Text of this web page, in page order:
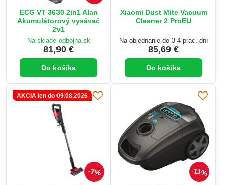
ECG VT 3630 2in1 Alan
Akumulátorový vysávač
2v1
Na sklade odbojna.sk
81,90 €
Do košíka
Xiaomi Dust Mite Vacuum
Cleaner 2 ProEU
Na objednanie do 3-4 prac. dní
85,69 €
Do košíka
7%
AKCIA len do 09.08.2026
11%